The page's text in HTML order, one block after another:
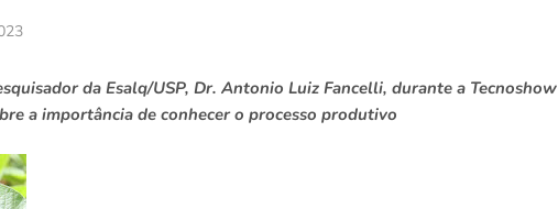
da Esalq/USP, Dr. Antonio Luiz Fancelli, durante a Tecnoshow
a importância de conhecer o processo produtivo